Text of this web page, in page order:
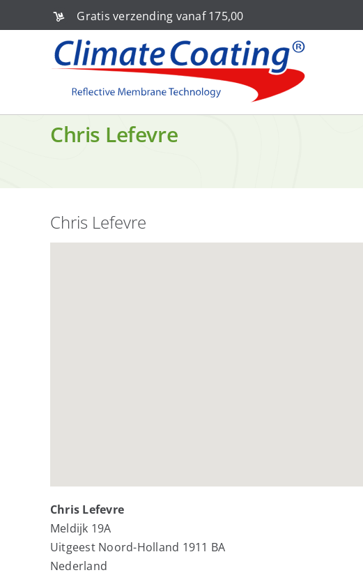
naar
Gratis verzending vanaf 175,00
Chris Lefevre
Chris Lefevre
Chris Lefevre
Meldijk 19A
Uitgeest Noord-Holland 1911 BA
Nederland